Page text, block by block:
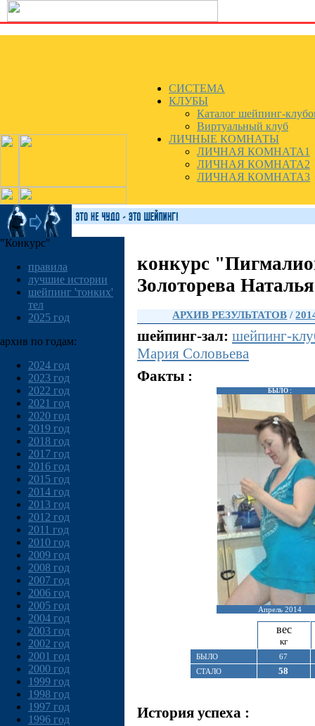
СИСТЕМА
КЛУБЫ
Каталог шейпинг-
Виртуальный клуб
ЛИЧНЫЕ КОМНАТЫ
ЛИЧНАЯ КОМНАТА1
ЛИЧНАЯ КОМНАТА2
ЛИЧНАЯ КОМНАТА3
"Конкурс"
правила
лучшие истории
шейпинг 'тонких'
тел
2025 год
архив по годам:
2024 год
2023 год
2022 год
2021 год
2020 год
2019 год
2018 год
2017 год
2016 год
2015 год
2014 год
2013 год
2012 год
2011 год
2010 год
2009 год
2008 год
2007 год
2006 год
2005 год
2004 год
2003 год
2002 год
2001 год
2000 год
1999 год
1998 год
1997 год
1996 год
конкурс
Золоторева Наталья
АРХИВ РЕЗУЛЬТАТОВ /
шейпинг-зал: шейпинг-
Мария Соловьева
Факты :
БЫЛО :
Апрель 2014
вес
кг
БЫЛО
67
СТАЛО
58
История успеха :